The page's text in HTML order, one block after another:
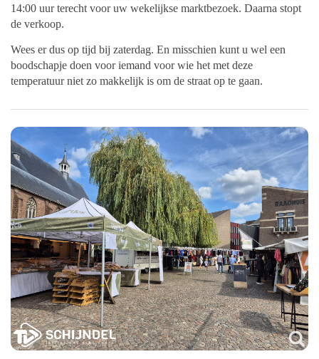
14:00 uur terecht voor uw wekelijkse marktbezoek. Daarna stopt
de verkoop.
Wees er dus op tijd bij zaterdag. En misschien kunt u wel een
boodschapje doen voor iemand voor wie het met deze
temperatuur niet zo makkelijk is om de straat op te gaan.